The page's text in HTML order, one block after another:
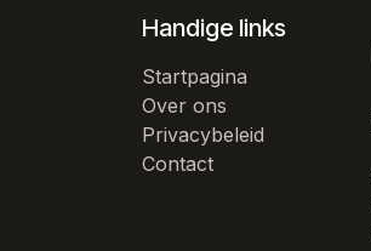
Handige links
Startpagina
Over ons
Privacybeleid
Contact